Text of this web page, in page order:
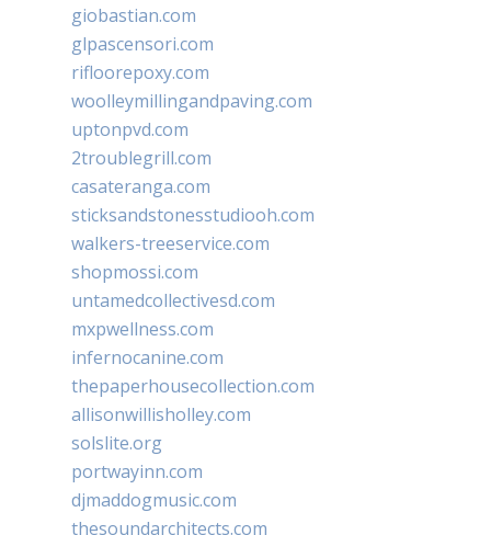
giobastian.com
glpascensori.com
rifloorepoxy.com
woolleymillingandpaving.com
uptonpvd.com
2troublegrill.com
casateranga.com
sticksandstonesstudiooh.com
walkers-treeservice.com
shopmossi.com
untamedcollectivesd.com
mxpwellness.com
infernocanine.com
thepaperhousecollection.com
allisonwillisholley.com
solslite.org
portwayinn.com
djmaddogmusic.com
thesoundarchitects.com